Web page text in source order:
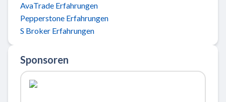
AvaTrade Erfahrungen
Pepperstone Erfahrungen
S Broker Erfahrungen
Sponsoren